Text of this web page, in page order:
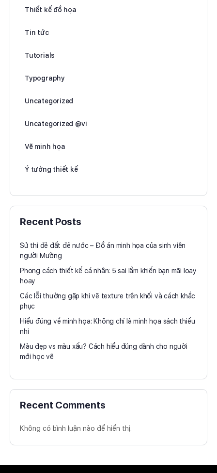
Thiết kế đồ họa
Tin tức
Tutorials
Typography
Uncategorized
Uncategorized @vi
Vẽ minh họa
Ý tưởng thiết kế
Recent Posts
Sử thi đẻ đất đẻ nước – Đồ án minh họa của sinh viên
người Mường
Phong cách thiết kế cá nhân: 5 sai lầm khiến bạn mãi loay
hoay
Các lỗi thường gặp khi vẽ texture trên khối và cách khắc
phục
Hiểu đúng về minh họa: Không chỉ là minh họa sách thiếu
nhi
Màu đẹp vs màu xấu? Cách hiểu đúng dành cho người
mới học vẽ
Recent Comments
Không có bình luận nào để hiển thị.